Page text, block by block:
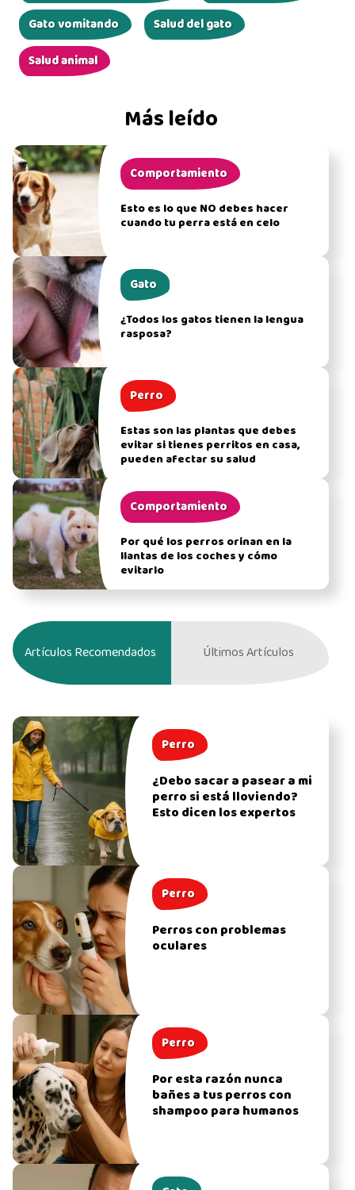
Más leído
Comportamiento
Esto es lo que NO debes hacer
cuando tu perra está en celo
Gato
¿Todos los gatos tienen la lengua
rasposa?
Perro
Estas son las plantas que debes
evitar si tienes perritos en casa,
pueden afectar su salud
Comportamiento
Por qué los perros orinan en la
llantas de los coches y cómo
evitarlo
Gato vomitando
Salud del gato
Salud animal
Artículos Recomendados Últimos Artículos
Perro
¿Debo sacar a pasear a mi
perro si está lloviendo?
Esto dicen los expertos
Perro
Perros con problemas
oculares
Perro
Por esta razón nunca
bañes a tus perros con
shampoo para humanos